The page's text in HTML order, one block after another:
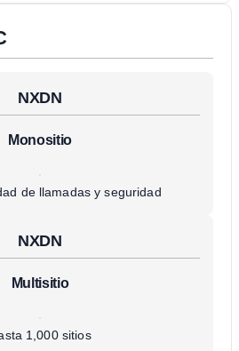
NXDN
Monositio
de llamadas y seguridad
NXDN
Multisitio
1,000 sitios